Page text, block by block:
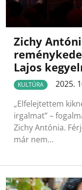
Zichy
Lajos
KULTÚRA
2025.
„Elfelejtettem
irgalmat” –
Zichy Antónia.
már nem…